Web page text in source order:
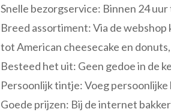
Snelle bezorgservice: Binnen 24
Breed assortiment: Via de webshop
tot American cheesecake en
Besteed het uit: Geen gedoe in de
Persoonlijk tintje: Voeg persoonlijke
Goede prijzen: Bij de internet